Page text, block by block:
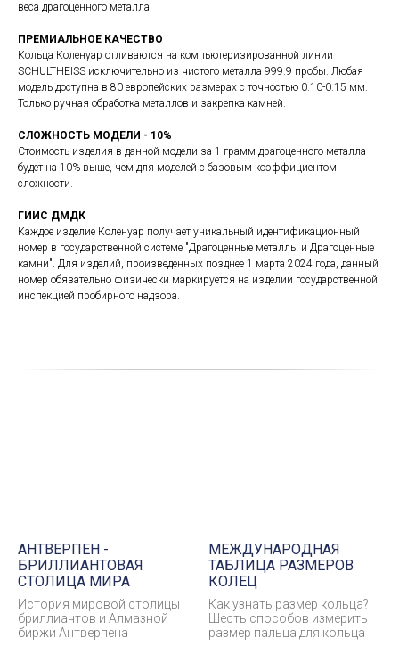
веса драгоценного металла.
ПРЕМИАЛЬНОЕ КАЧЕСТВО
Кольца Коленуар отливаются на компьютеризированной линии
SCHULTHEISS исключительно из чистого металла 999.9 пробы. Любая
модель доступна в 80 европейских размерах с точностью 0.10-0.15 мм.
Только ручная обработка металлов и закрепка камней.
СЛОЖНОСТЬ МОДЕЛИ - 10%
Стоимость изделия в данной модели за 1 грамм драгоценного металла
будет на 10% выше, чем для моделей с базовым коэффициентом
сложности.
ГИИС ДМДК
Каждое изделие Коленуар получает уникальный идентификационный
номер в государственной системе "Драгоценные металлы и Драгоценные
камни". Для изделий, произведенных позднее 1 марта 2024 года, данный
номер обязательно физически маркируется на изделии государственной
инспекцией пробирного надзора.
АНТВЕРПЕН -
БРИЛЛИАНТОВАЯ
СТОЛИЦА МИРА
История мировой столицы
бриллиантов и Алмазной
биржи Антверпена
МЕЖДУНАРОДНАЯ
ТАБЛИЦА РАЗМЕРОВ
КОЛЕЦ
Как узнать размер кольца?
Шесть способов измерить
размер пальца для кольца